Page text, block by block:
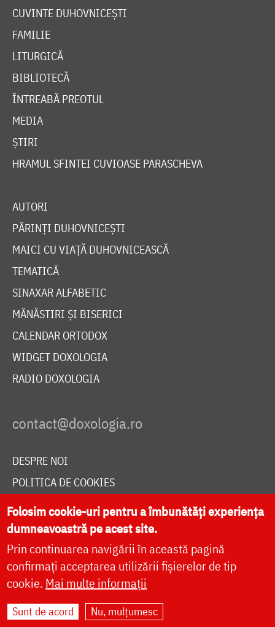
CUVINTE DUHOVNICEȘTI
FAMILIE
LITURGICĂ
BIBLIOTECĂ
ÎNTREABĂ PREOTUL
MEDIA
ȘTIRI
HRAMUL SFINTEI CUVIOASE PARASCHEVA
AUTORI
PĂRINȚI DUHOVNICEȘTI
MAICI CU VIAȚĂ DUHOVNICEASCĂ
TEMATICĂ
SINAXAR ALFABETIC
MĂNĂSTIRI ȘI BISERICI
CALENDAR ORTODOX
WIDGET DOXOLOGIA
RADIO DOXOLOGIA
DESPRE NOI
POLITICA DE COOKIES
DONEAZĂ ONLINE PENTRU CATEDRALA NAȚIONALĂ
LIVE
Site dezvoltat deDOXOLOGIA MEDIA
Folosim cookie-uri pentru a îmbunătăți experiența
dumneavoastră pe acest site.
Prin continuarea navigării în această pagină
confirmați acceptarea utilizării fișierelor de tip
cookie. Mai multe informații
Sunt de acord Nu, mulțumesc